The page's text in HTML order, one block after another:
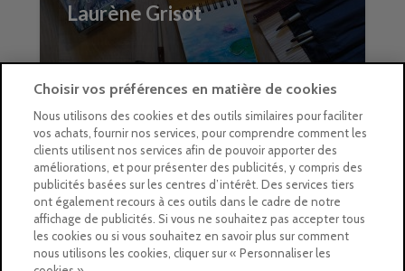
Laurène Grisot
Newsletter
Inscrivez vous
Choisir vos préférences en matière de cookies
Nous utilisons des cookies et des outils similaires pour faciliter
vos achats, fournir nos services, pour comprendre comment les
clients utilisent nos services afin de pouvoir apporter des
améliorations, et pour présenter des publicités, y compris des
publicités basées sur les centres d’intérêt. Des services tiers
ont également recours à ces outils dans le cadre de notre
affichage de publicités. Si vous ne souhaitez pas accepter tous
les cookies ou si vous souhaitez en savoir plus sur comment
nous utilisons les cookies, cliquer sur « Personnaliser les